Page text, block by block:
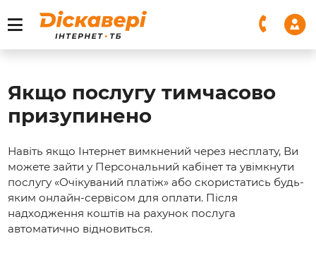
Якщо послугу тимчасово
призупинено
Навіть якщо Інтернет вимкнений через несплату, Ви
можете зайти у Персональний кабінет та увімкнути
послугу «Очікуваний платіж» або скористатись будь-
яким онлайн-сервісом для оплати. Після
надходження коштів на рахунок послуга
автоматично відновиться.